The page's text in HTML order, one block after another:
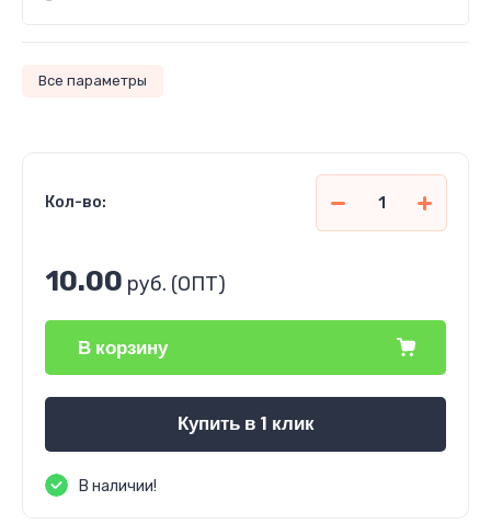
Все параметры
Кол-во:
10.00 руб. (ОПТ)
В корзину
Купить в 1 клик
В наличии!